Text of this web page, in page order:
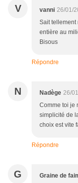
V vanni 26/01/
Sait tellement
entière au
Bisous
Répondre
N Nadège 26/
Comme toi je
simplicité de
choix est vite
Répondre
G Graine de